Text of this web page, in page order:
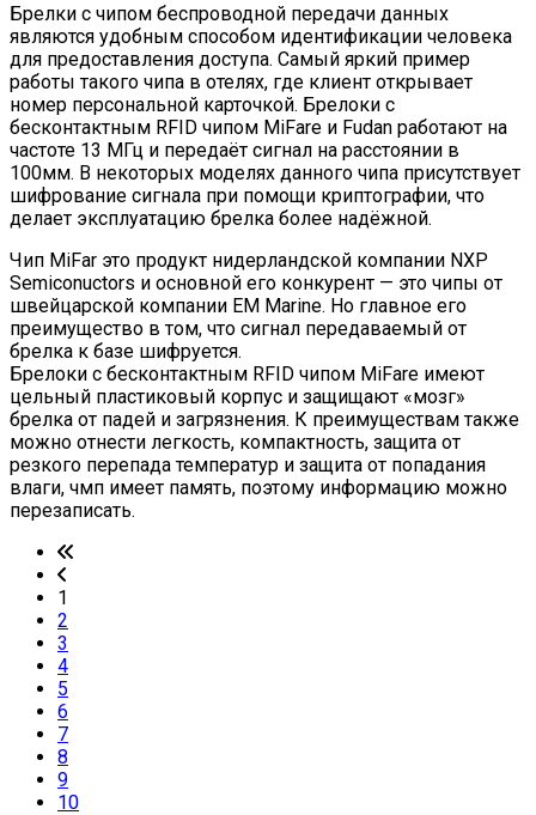
Брелки с чипом беспроводной передачи данных
являются удобным способом идентификации человека
для предоставления доступа. Самый яркий пример
работы такого чипа в отелях, где клиент открывает
номер персональной карточкой. Брелоки с
бесконтактным RFID чипом MiFare и Fudan работают на
частоте 13 МГц и передаёт сигнал на расстоянии в
100мм. В некоторых моделях данного чипа присутствует
шифрование сигнала при помощи криптографии, что
делает эксплуатацию брелка более надёжной.
Чип MiFar это продукт нидерландской компании NXP
Semiconuctors и основной его конкурент — это чипы от
швейцарской компании EM Marine. Но главное его
преимущество в том, что сигнал передаваемый от
брелка к базе шифруется.
Брелоки с бесконтактным RFID чипом MiFare имеют
цельный пластиковый корпус и защищают «мозг»
брелка от падей и загрязнения. К преимуществам также
можно отнести легкость, компактность, защита от
резкого перепада температур и защита от попадания
влаги, чмп имеет память, поэтому информацию можно
перезаписать.
1
2
3
4
5
6
7
8
9
10